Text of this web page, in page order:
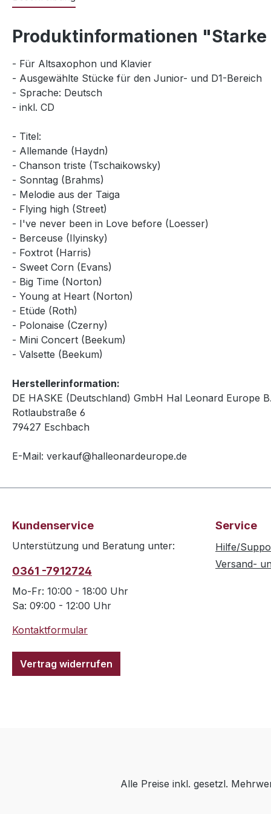
Produktinformationen
- Für Altsaxophon und Klavier
- Ausgewählte Stücke für den Junior- und D1-Bereich
- Sprache: Deutsch
- inkl. CD
- Titel:
- Allemande (Haydn)
- Chanson triste (Tschaikowsky)
- Sonntag (Brahms)
- Melodie aus der Taiga
- Flying high (Street)
- I've never been in Love before (Loesser)
- Berceuse (Ilyinsky)
- Foxtrot (Harris)
- Sweet Corn (Evans)
- Big Time (Norton)
- Young at Heart (Norton)
- Etüde (Roth)
- Polonaise (Czerny)
- Mini Concert (Beekum)
- Valsette (Beekum)
Herstellerinformation:
DE HASKE (Deutschland) GmbH Hal Leonard Europe
Rotlaubstraße 6
79427 Eschbach
E-Mail: verkauf@halleonardeurope.de
Kundenservice
Unterstützung und Beratung unter:
0361 -7912724
Mo-Fr: 10:00 - 18:00 Uhr
Sa: 09:00 - 12:00 Uhr
Kontaktformular
Vertrag widerrufen
Service
Hilfe/
Versand-
Alle Preise inkl. gesetzl.